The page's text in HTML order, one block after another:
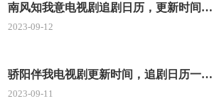
南风知我意电视剧追剧日历，更新时间一览表
2023-09-12
骄阳伴我电视剧更新时间，追剧日历一览表
2023-09-11